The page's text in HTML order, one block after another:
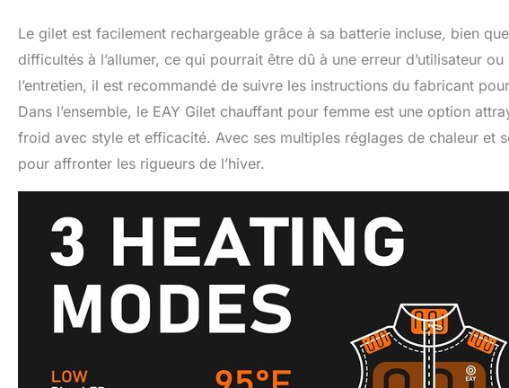
Le gilet est facilement rechargeable grâce à sa batterie incluse, bien
difficultés à l’allumer, ce qui pourrait être dû à une erreur d’utilisateur
l’entretien, il est recommandé de suivre les instructions du fabricant
Dans l’ensemble, le EAY Gilet chauffant pour femme est une option
froid avec style et efficacité. Avec ses multiples réglages de chaleur et
pour affronter les rigueurs de l’hiver.